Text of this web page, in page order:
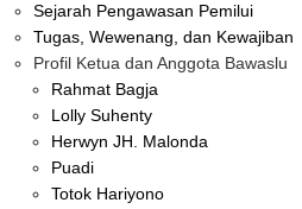
Sejarah Pengawasan Pemilui
Tugas, Wewenang, dan Kewajiban
Profil Ketua dan Anggota Bawaslu
Rahmat Bagja
Lolly Suhenty
Herwyn JH. Malonda
Puadi
Totok Hariyono